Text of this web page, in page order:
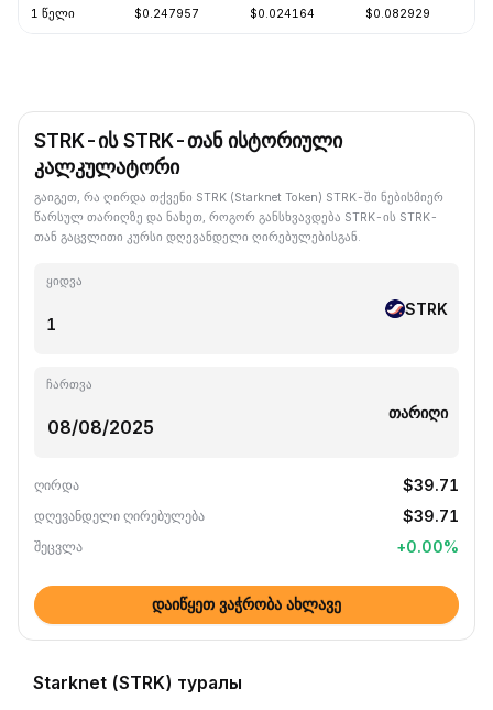
1 წელი $0.247957 $0.024164 $0.082929
STRK-ის STRK-თან ისტორიული
კალკულატორი
გაიგეთ, რა ღირდა თქვენი STRK (Starknet Token) STRK-ში ნებისმიერ
წარსულ თარიღზე და ნახეთ, როგორ განსხვავდება STRK-ის STRK-
თან გაცვლითი კურსი დღევანდელი ღირებულებისგან.
ყიდვა
STRK
ჩართვა
თარიღი
ღირდა $39.71
დღევანდელი ღირებულება $39.71
შეცვლა +0.00%
დაიწყეთ ვაჭრობა ახლავე
Starknet (STRK) туралы